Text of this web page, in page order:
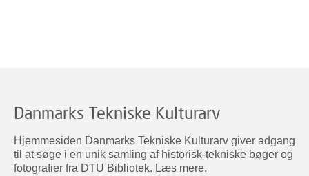
Danmarks Tekniske Kulturarv
Hjemmesiden Danmarks Tekniske Kulturarv giver adgang
til at søge i en unik samling af historisk-tekniske bøger og
fotografier fra DTU Bibliotek. Læs mere.